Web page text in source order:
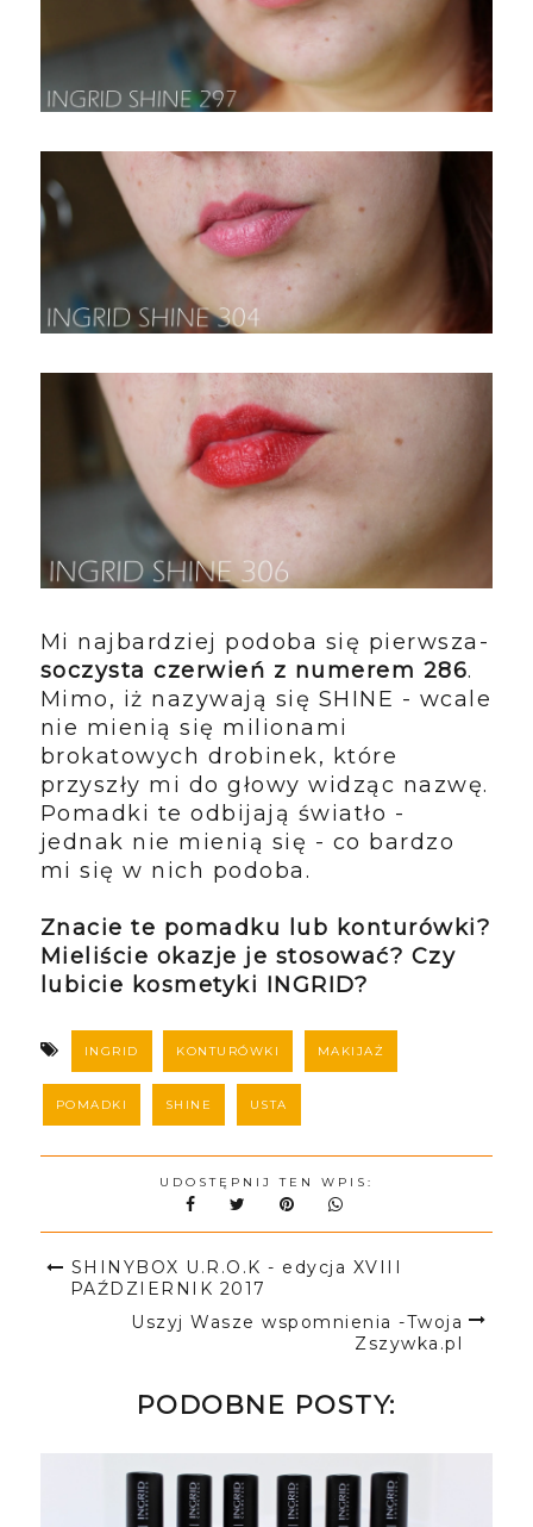
Mi najbardziej podoba się pierwsza-
soczysta czerwień z numerem 286.
Mimo, iż nazywają się SHINE - wcale
nie mienią się milionami
brokatowych drobinek, które
przyszły mi do głowy widząc nazwę.
Pomadki te odbijają światło -
jednak nie mienią się - co bardzo
mi się w nich podoba.
Znacie te pomadku lub konturówki?
Mieliście okazje je stosować? Czy
lubicie kosmetyki INGRID?
INGRID KONTURÓWKI MAKIJAŻ
POMADKI SHINE USTA
UDOSTĘPNIJ TEN WPIS:
SHINYBOX U.R.O.K - edycja XVIII
PAŹDZIERNIK 2017
Uszyj Wasze wspomnienia -Twoja
Zszywka.pl
PODOBNE POSTY: